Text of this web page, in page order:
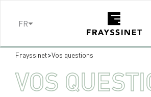
FR
Frayssinet>Vos questions
VOS